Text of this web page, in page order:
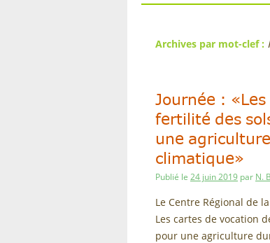
Archives par mot-clef :
Journée :
fertilité des
une
climatique»
Publié le 24 juin 2019 par N.
Le Centre Régional de
Les cartes de vocation
pour une agriculture